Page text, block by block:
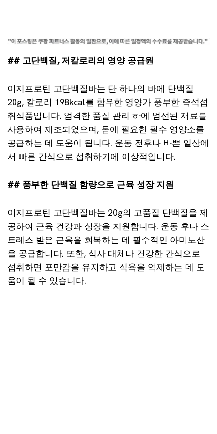
## 고단백질, 저칼로리의 영양 공급원
이지프로틴 고단백질바는 단 하나의 바에 단백질
20g, 칼로리 198kcal를 함유한 영양가 풍부한 즉석섭
취식품입니다. 엄격한 품질 관리 하에 엄선된 재료를
사용하여 제조되었으며, 몸에 필요한 필수 영양소를
공급하는 데 도움이 됩니다. 운동 전후나 바쁜 일상에
서 빠른 간식으로 섭취하기에 이상적입니다.
## 풍부한 단백질 함량으로 근육 성장 지원
이지프로틴 고단백질바는 20g의 고품질 단백질을 제
공하여 근육 건강과 성장을 지원합니다. 운동 후나 스
트레스 받은 근육을 회복하는 데 필수적인 아미노산
을 공급합니다. 또한, 식사 대체나 건강한 간식으로
섭취하면 포만감을 유지하고 식욕을 억제하는 데 도
움이 될 수 있습니다.